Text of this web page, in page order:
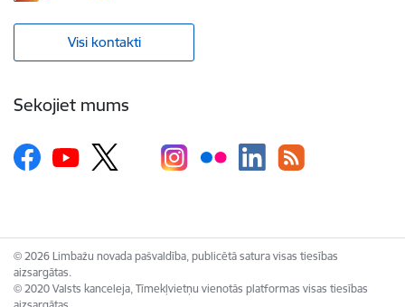
Visi kontakti
Sekojiet mums
© 2026 Limbažu novada pašvaldība, publicētā satura visas tiesības
aizsargātas.
© 2020 Valsts kanceleja, Tīmekļvietņu vienotās platformas visas tiesības